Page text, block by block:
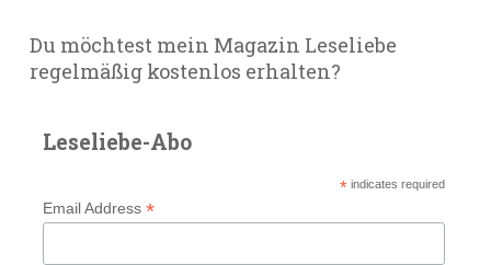
Du möchtest mein Magazin Leseliebe
regelmäßig kostenlos erhalten?
Leseliebe-Abo
*indicates required
Email Address *